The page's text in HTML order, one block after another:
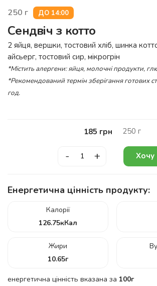
250 г ДО 14:00
Сендвіч з котто
2 яйця, вершки, тостовий хліб, шинка
айсьерг, тостовий сир, мікрогрін
*Містить алергени: яйця, молочні продукти,
*Рекомендований термін зберігання готових
год.
185 грн 250 г
- + Хочу
Енергетична цінність продукту:
Калорії
126.75кКал
Жири
10.65г
енергетична цінність вказана за 100г